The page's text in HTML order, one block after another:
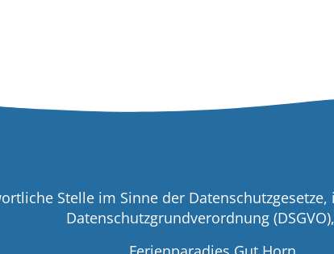
Stelle im Sinne der Datenschutzgesetze,
Datenschutzgrundverordnung